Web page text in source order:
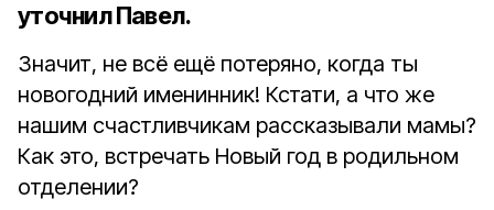
уточнил Павел.
Значит, не всё ещё потеряно, когда ты
новогодний именинник! Кстати, а что же
нашим счастливчикам рассказывали мамы?
Как это, встречать Новый год в родильном
отделении?